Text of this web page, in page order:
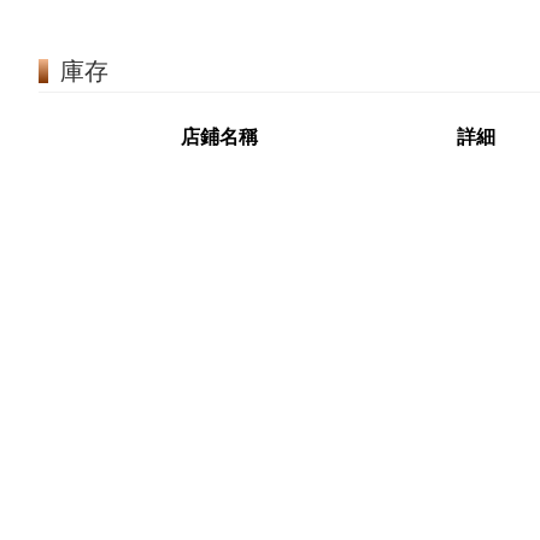
庫存
店鋪名稱 詳細